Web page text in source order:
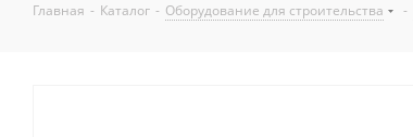
Главная - Каталог - Оборудование для строительства -